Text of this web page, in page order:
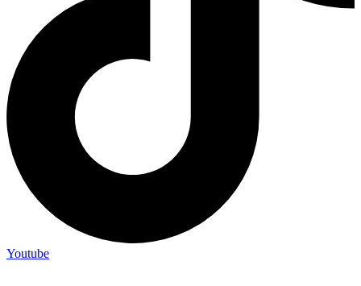
Youtube